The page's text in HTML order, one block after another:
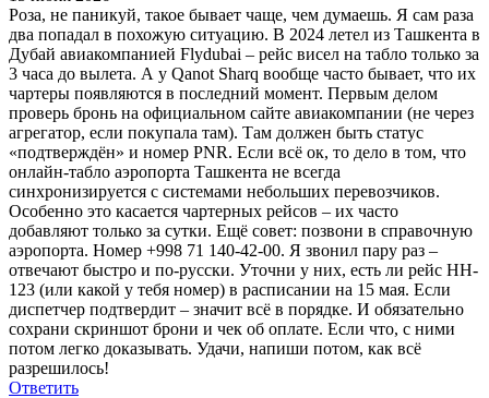
Роза, не паникуй, такое бывает чаще, чем думаешь. Я сам раза
два попадал в похожую ситуацию. В 2024 летел из Ташкента в
Дубай авиакомпанией Flydubai – рейс висел на табло только за
3 часа до вылета. А у Qanot Sharq вообще часто бывает, что их
чартеры появляются в последний момент. Первым делом
проверь бронь на официальном сайте авиакомпании (не через
агрегатор, если покупала там). Там должен быть статус
«подтверждён» и номер PNR. Если всё ок, то дело в том, что
онлайн-табло аэропорта Ташкента не всегда
синхронизируется с системами небольших перевозчиков.
Особенно это касается чартерных рейсов – их часто
добавляют только за сутки. Ещё совет: позвони в справочную
аэропорта. Номер +998 71 140-42-00. Я звонил пару раз –
отвечают быстро и по-русски. Уточни у них, есть ли рейс HH-
123 (или какой у тебя номер) в расписании на 15 мая. Если
диспетчер подтвердит – значит всё в порядке. И обязательно
сохрани скриншот брони и чек об оплате. Если что, с ними
потом легко доказывать. Удачи, напиши потом, как всё
разрешилось!
Ответить